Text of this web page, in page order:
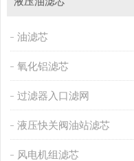
油滤芯
氧化铝滤芯
过滤器入口滤网
液压快关阀油站滤芯
风电机组滤芯